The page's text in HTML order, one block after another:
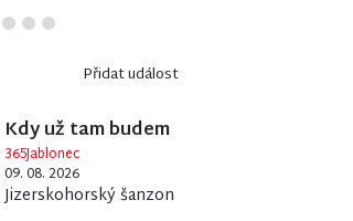
Přidat událost
Kdy už tam budem
365Jablonec
09. 08. 2026
Jizerskohorský šanzon